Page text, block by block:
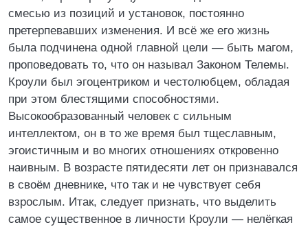
смесью из позиций и установок, постоянно
претерпевавших изменения. И всё же его жизнь
была подчинена одной главной цели — быть магом,
проповедовать то, что он называл Законом Телемы.
Кроули был эгоцентриком и честолюбцем, обладая
при этом блестящими способностями.
Высокообразованный человек с сильным
интеллектом, он в то же время был тщеславным,
эгоистичным и во многих отношениях откровенно
наивным. В возрасте пятидесяти лет он признавался
в своём дневнике, что так и не чувствует себя
взрослым. Итак, следует признать, что выделить
самое существенное в личности Кроули — нелёгкая